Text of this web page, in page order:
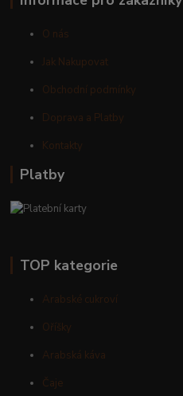
O nás
Jak Nakupovat
Obchodní podmínky
Doprava a Platby
Kontakty
Platby
TOP kategorie
Arabské cukroví
Oříšky
Arabská káva
Čaje